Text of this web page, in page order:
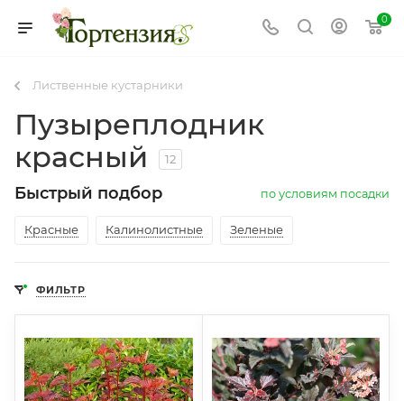
0
Лиственные кустарники
Пузыреплодник
красный
12
Быстрый подбор по условиям посадки
Красные Калинолистные Зеленые
ФИЛЬТР